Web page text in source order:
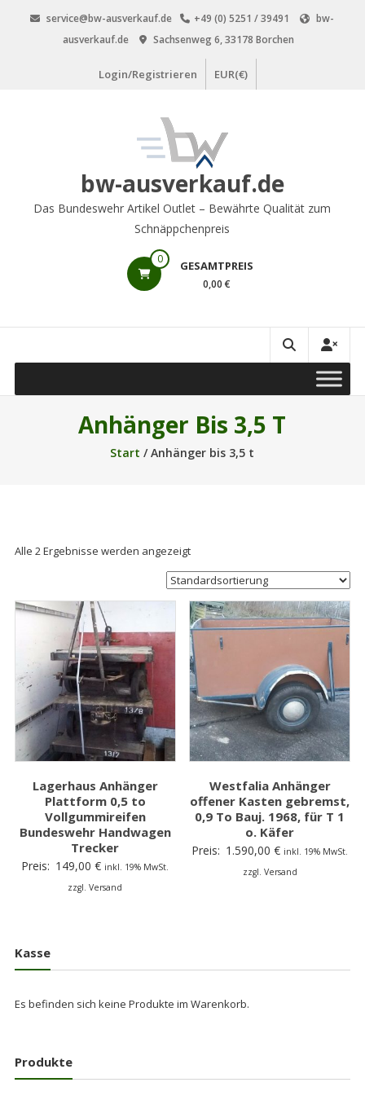
service@bw-ausverkauf.de +49 (0) 5251 / 39491
bw-
ausverkauf.de
Sachsenweg 6, 33178 Borchen
Login/Registrieren EUR(€)
bw-ausverkauf.de
Das Bundeswehr Artikel Outlet – Bewährte Qualität zum
Schnäppchenpreis
0 GESAMTPREIS
0,00 €
Anhänger Bis 3,5 T
Start / Anhänger bis 3,5 t
Alle 2 Ergebnisse werden angezeigt
Lagerhaus Anhänger
Plattform 0,5 to
Vollgummireifen
Bundeswehr Handwagen
Trecker
Preis: 149,00€ inkl. 19% MwSt.
zzgl. Versand
Westfalia Anhänger
offener Kasten gebremst,
0,9 To Bauj. 1968, für T 1
o. Käfer
Preis: 1.590,00€ inkl. 19% MwSt.
zzgl. Versand
Kasse
Es befinden sich keine Produkte im Warenkorb.
Produkte